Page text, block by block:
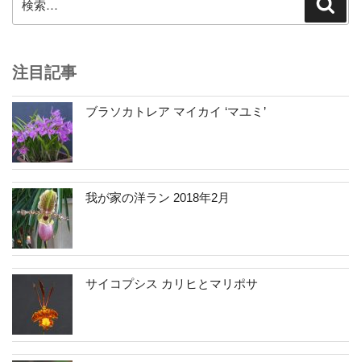
索:
注目記事
ブラソカトレア マイカイ ‘マユミ’
我が家の洋ラン 2018年2月
サイコプシス カリヒとマリポサ